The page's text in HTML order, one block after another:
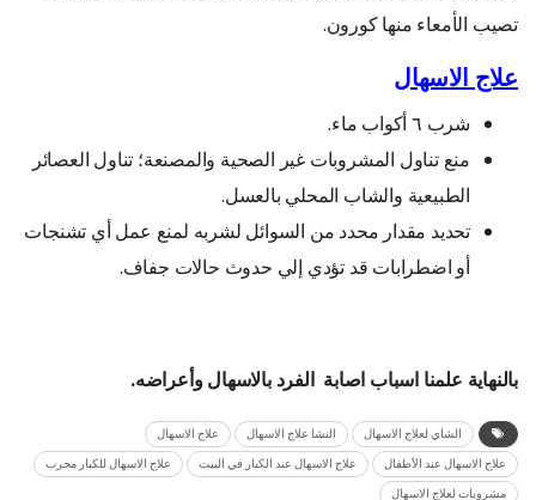
تصيب الأمعاء منها كورون.
علاج الاسهال
شرب ٦ أكواب ماء.
منع تناول المشروبات غير الصحية والمصنعة؛ تناول العصائر
الطبيعية والشاب المحلي بالعسل.
تحديد مقدار محدد من السوائل لشربه لمنع عمل أي تشنجات
أو اضطرابات قد تؤدي إلي حدوث حالات جفاف.
بالنهاية علمنا اسباب اصابة الفرد بالاسهال وأعراضه.
الشاي لعلاج الاسهال النشا علاج الاسهال علاج الاسهال
علاج الاسهال عند الأطفال علاج الاسهال عند الكبار في البيت علاج الاسهال للكبار مجرب
مشروبات لعلاج الاسهال